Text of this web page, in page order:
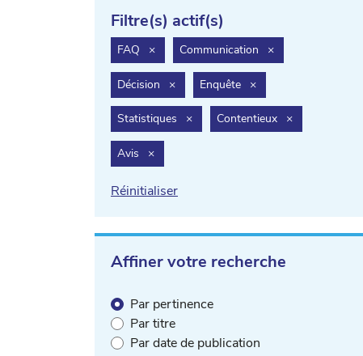
Filtre(s) actif(s)
FAQ ×filter.deleteCommunication ×filter.delete
Décision ×filter.delete
Enquête ×filter.delete
Statistiques ×filter.deleteContentieux ×filter.delete
Avis ×filter.delete
Réinitialiser
Affiner votre recherche
Par pertinence
Par titre
Par date de publication